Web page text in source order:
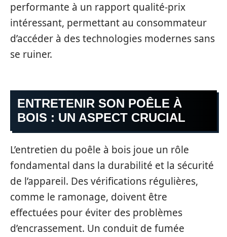
performante à un rapport qualité-prix
intéressant, permettant au consommateur
d’accéder à des technologies modernes sans
se ruiner.
ENTRETENIR SON POÊLE À
BOIS : UN ASPECT CRUCIAL
L’entretien du poêle à bois joue un rôle
fondamental dans la durabilité et la sécurité
de l’appareil. Des vérifications régulières,
comme le ramonage, doivent être
effectuées pour éviter des problèmes
d’encrassement. Un conduit de fumée